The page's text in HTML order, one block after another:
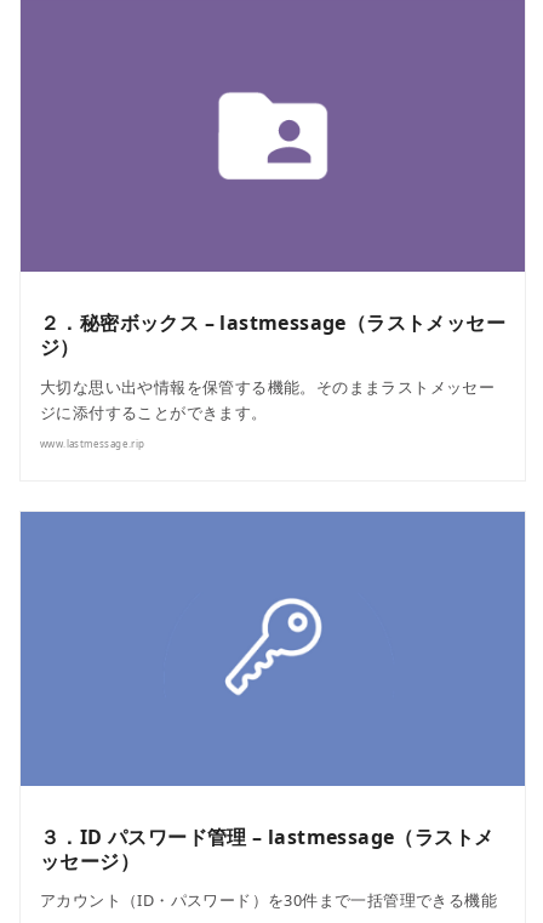
２．秘密ボックス – lastmessage（ラストメッセー
ジ）
大切な思い出や情報を保管する機能。そのままラストメッセー
ジに添付することができます。
www.lastmessage.rip
３．ID パスワード管理 – lastmessage（ラストメ
ッセージ）
アカウント（ID・パスワード）を30件まで一括管理できる機能